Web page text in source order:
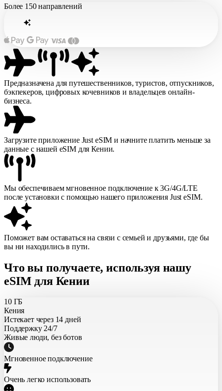
Более 150 направлений
Предназначена для путешественников, туристов, отпускников,
бэкпекеров, цифровых кочевников и владельцев онлайн-
бизнеса.
Загрузите приложение Just eSIM и начните платить меньше за
данные с нашей eSIM для Кении.
Мы обеспечиваем мгновенное подключение к 3G/4G/LTE
после установки с помощью нашего приложения Just eSIM.
Поможет вам оставаться на связи с семьей и друзьями, где бы
вы ни находились в пути.
Что вы получаете, используя нашу
eSIM для Кении
10 ГБ
Кения
Истекает через 14 дней
Поддержку 24/7
Живые люди, без ботов
Мгновенное подключение
Очень легко использовать